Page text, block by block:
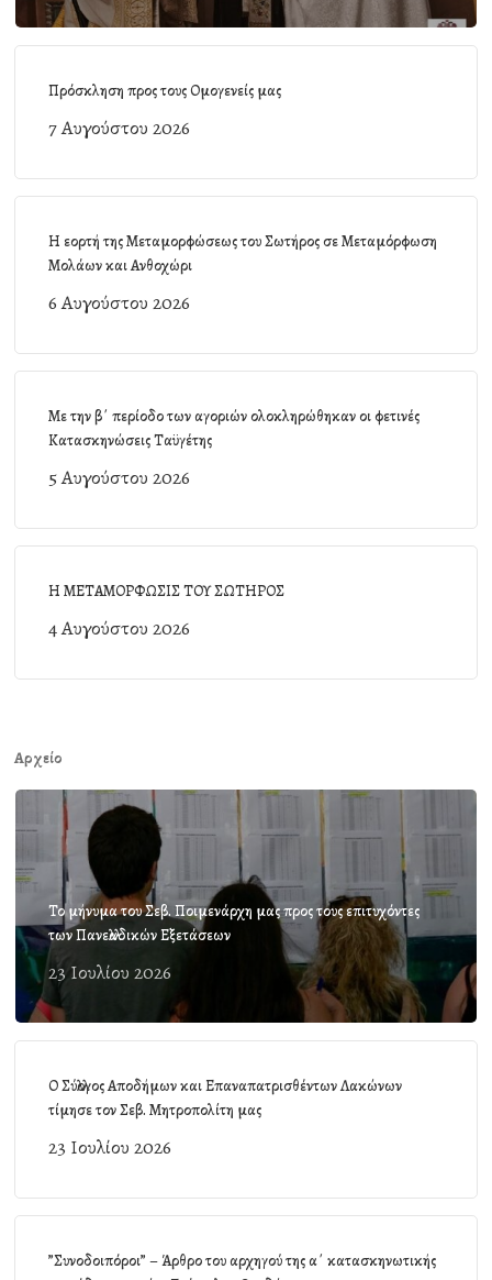
Πρόσκληση προς τους Ομογενείς μας
7 Αυγούστου 2026
Η εορτή της Μεταμορφώσεως του Σωτήρος σε Μεταμόρφωση
Μολάων και Ανθοχώρι
6 Αυγούστου 2026
Με την β΄ περίοδο των αγοριών ολοκληρώθηκαν οι φετινές
Κατασκηνώσεις Ταϋγέτης
5 Αυγούστου 2026
Η ΜΕΤΑΜΟΡΦΩΣΙΣ ΤΟΥ ΣΩΤΗΡΟΣ
4 Αυγούστου 2026
Αρχείο
Το μήνυμα του Σεβ. Ποιμενάρχη μας προς τους επιτυχόντες
των Πανελλαδικών Εξετάσεων
23 Ιουλίου 2026
Ο Σύλλογος Αποδήμων και Επαναπατρισθέντων Λακώνων
τίμησε τον Σεβ. Μητροπολίτη μας
23 Ιουλίου 2026
”Συνοδοιπόροι” – Άρθρο του αρχηγού της α΄ κατασκηνωτικής